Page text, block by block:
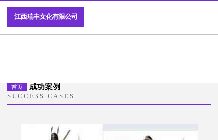
江西瑞丰文化有限公司
首页 成功案例
SUCCESS CASES